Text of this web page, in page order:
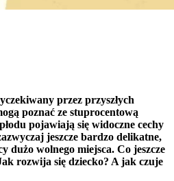
przez przyszłych
poznać ze stuprocentową
pojawiają się widoczne cechy
jeszcze bardzo delikatne,
dużo wolnego miejsca. Co jeszcze
rozwija się dziecko? A jak czuje